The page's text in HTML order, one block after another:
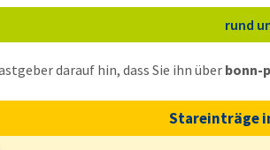
rund
darauf hin, dass Sie ihn über bonn-
Stareinträge